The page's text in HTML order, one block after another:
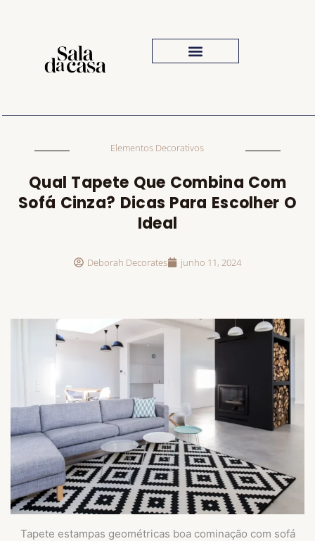
Elementos Decorativos
Qual Tapete Que Combina Com
Sofá Cinza? Dicas Para Escolher O
Ideal
Deborah Decorates junho 11, 2024
Tapete estampas geométricas boa cominação com sofá